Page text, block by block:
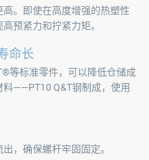
。即使在高度增强的热塑性
预紧力和拧紧力矩。
命长
等标准零件，可以降低仓储成
——PT10 Q&T钢制成，使用
，确保螺杆牢固固定。